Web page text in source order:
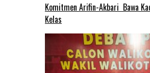
Komitmen Arifin-Akbari Bawa
Kelas